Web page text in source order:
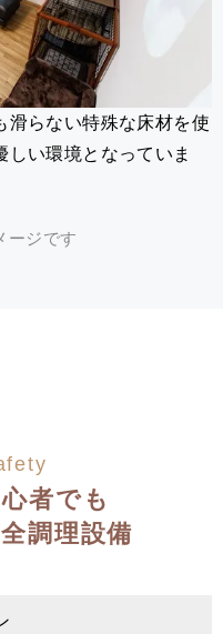
滑らない特殊な床材を使
しい環境となっていま
ージです
者でも
調理設備